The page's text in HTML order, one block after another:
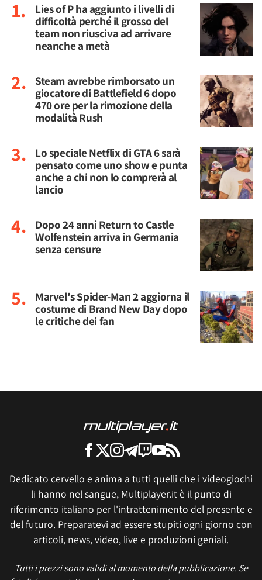
Lies of P ha aggiunto i livelli di
difficoltà perché il grosso del
team non riusciva ad arrivare
neanche a metà
Steam avrebbe rimborsato un
giocatore di Battlefield 6 dopo
470 ore per la rimozione della
modalità Rush
Lo speciale Netflix di GTA 6 sarà
pensato come uno show e punta
anche a chi non lo comprerà al
lancio
Dopo 24 anni Return to Castle
Wolfenstein arriva in Germania
senza censure
Marvel's Spider-Man 2 aggiorna il
costume di Brand New Day dopo
le critiche dei fan
Dedicato cervello e anima a tutti quelli che i videogiochi
li hanno nel sangue, Multiplayer.it è il punto di
riferimento italiano per l'intrattenimento del presente e
del futuro. Preparatevi ad essere stupiti ogni giorno con
articoli, news, video, live e produzioni geniali.
Tutti i prezzi sono validi al momento della pubblicazione. Se